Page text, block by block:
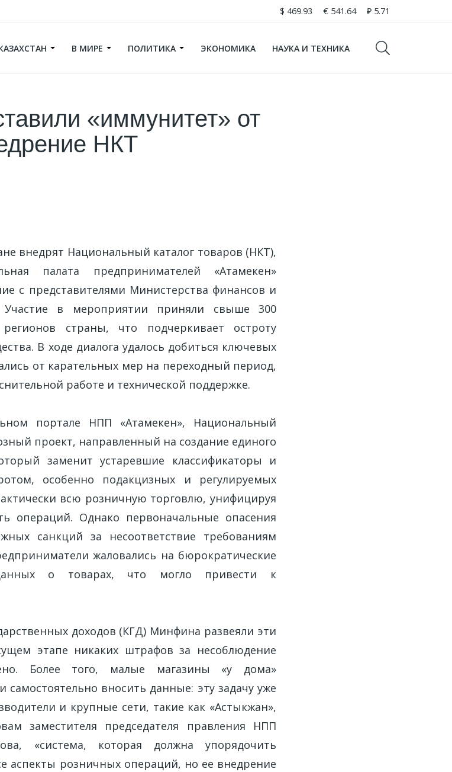
$ 469.93 € 541.64 ₽ 5.71
В МИРЕ ПОЛИТИКА ЭКОНОМИКА НАУКА И ТЕХНИКА
«иммунитет» от
НКТ
внедрят Национальный каталог товаров (НКТ),
палата предпринимателей «Атамекен»
с представителями Министерства финансов и
Участие в мероприятии приняли свыше 300
страны, что подчеркивает остроту
В ходе диалога удалось добиться ключевых
от карательных мер на переходный период,
работе и технической поддержке.
портале НПП «Атамекен», Национальный
проект, направленный на создание единого
заменит устаревшие классификаторы и
особенно подакцизных и регулируемых
всю розничную торговлю, унифицируя
операций. Однако первоначальные опасения
санкций за несоответствие требованиям
жаловались на бюрократические
о товарах, что могло привести к
доходов (КГД) Минфина развеяли эти
этапе никаких штрафов за несоблюдение
Более того, малые магазины «у дома»
самостоятельно вносить данные: эту задачу уже
и крупные сети, такие как «Астыкжан»,
заместителя председателя правления НПП
«система, которая должна упорядочить
аспекты розничных операций, но ее внедрение